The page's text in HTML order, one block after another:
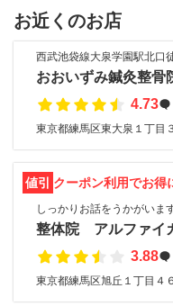
お近くのお店
西武池袋線大泉学園駅北口
おおいずみ鍼灸整
4.73
東京都練馬区東大泉１丁目
値引 クーポン利用でお得
しっかりお話をうかがいま
整体院 アルファイ
3.88
東京都練馬区旭丘１丁目４